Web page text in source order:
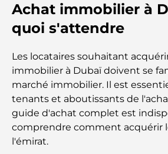
Les meilleures écoles de
adapté aux familles
Restaurants à Dubai Hills : Les
gourmandes d’un quartier en
Les meilleurs parcours de golf
Dubaï
Résidences en bord de mer à
bord de la mer
Achat immobilier à
quoi s'attendre
Les locataires souhaitant
immobilier à Dubaï doivent se
marché immobilier. Il est
tenants et aboutissants de
guide d'achat complet est
comprendre comment acquérir
l'émirat.